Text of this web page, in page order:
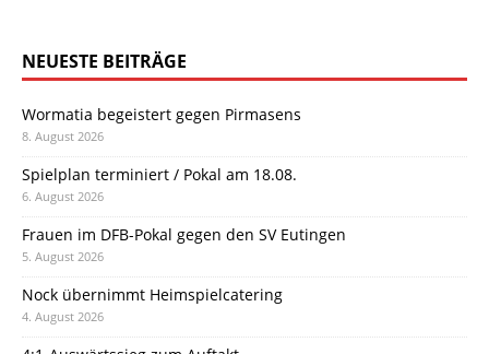
NEUESTE BEITRÄGE
Wormatia begeistert gegen Pirmasens
8. August 2026
Spielplan terminiert / Pokal am 18.08.
6. August 2026
Frauen im DFB-Pokal gegen den SV Eutingen
5. August 2026
Nock übernimmt Heimspielcatering
4. August 2026